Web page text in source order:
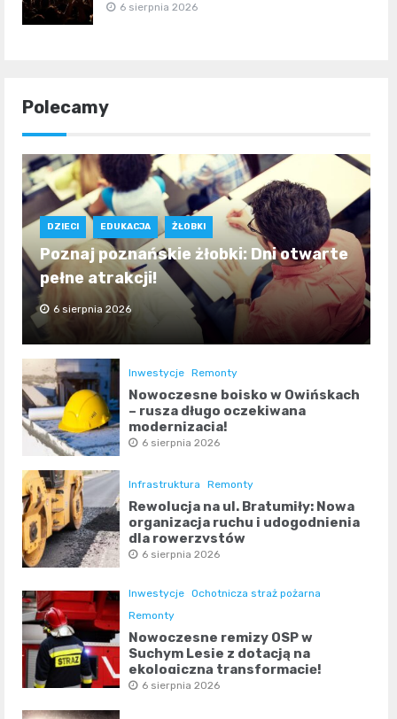
6 sierpnia 2026
Polecamy
DZIECI EDUKACJA ŻŁOBKI
Poznaj poznańskie żłobki: Dni otwarte
pełne atrakcji!
6 sierpnia 2026
Inwestycje Remonty
Nowoczesne boisko w Owińskach
– rusza długo oczekiwana
modernizacja!
6 sierpnia 2026
Infrastruktura Remonty
Rewolucja na ul. Bratumiły: Nowa
organizacja ruchu i udogodnienia
dla rowerzystów
6 sierpnia 2026
Inwestycje Ochotnicza straż pożarna
Remonty
Nowoczesne remizy OSP w
Suchym Lesie z dotacją na
ekologiczną transformację!
6 sierpnia 2026